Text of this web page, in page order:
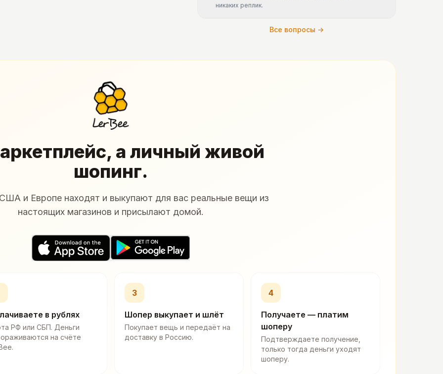
никаких реплик.
Все вопросы →
а личный живой
шопинг.
и Европе находят и выкупают для вас реальные вещи из
настоящих магазинов и присылают домой.
в рублях
РФ или СБП. Деньги
на счёте
3
Шопер выкупает и шлёт
Покупает вещь и передаёт на
доставку в Россию.
4
Получаете — платим
шоперу
Подтверждаете получение,
только тогда деньги уходят
шоперу.